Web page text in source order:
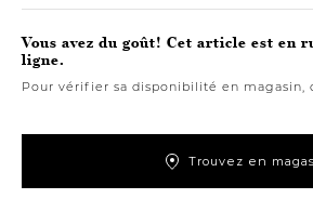
Vous avez du goût! Cet article est en
ligne.
Pour vérifier sa disponibilité en magasin,
Trouvez en